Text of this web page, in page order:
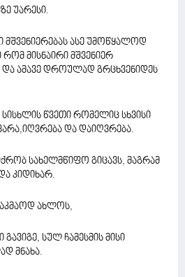
უარესი.
ასე უმოწყალოდ
რომ მისნაირი მშვენიერ
და ამავე დროულად გრცხვენიდეს
სისხლის წვეთი რომელიც სხვისი
და დაიღვრება.
სახელმწიფო გიცავს, მაგრამ
კიდიხარ.
ახლოს,
გავიგე, სულ ჩამესმის მისი
მნახა.